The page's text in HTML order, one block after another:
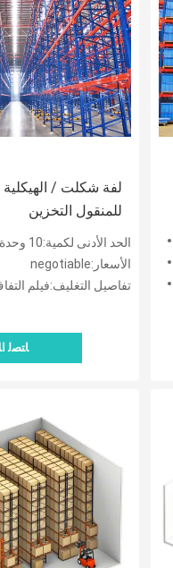
لفة شكلت / الهيكلية
للمنقول التخزين
الحد الأدنى لكمية:10 وحدة
الأسعار:negotiable
تفاصيل التغليف:فيلم التفاف ،
ﺎﺘﺼﻟ